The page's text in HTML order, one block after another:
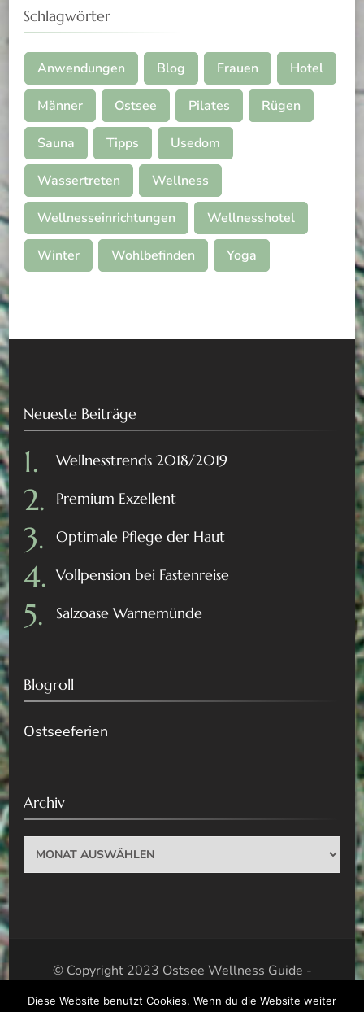
Schlagwörter
Anwendungen Blog Frauen Hotel
Männer Ostsee Pilates Rügen
Sauna Tipps Usedom
Wassertreten Wellness
Wellnesseinrichtungen Wellnesshotel
Winter Wohlbefinden Yoga
Neueste Beiträge
Wellnesstrends 2018/2019
Premium Exzellent
Optimale Pflege der Haut
Vollpension bei Fastenreise
Salzoase Warnemünde
Blogroll
Ostseeferien
Archiv
Archiv
© Copyright 2023 Ostsee Wellness Guide -
Wellness Tipps für die Ostsee. Alle Rechte
Diese Website benutzt Cookies. Wenn du die Website weiter